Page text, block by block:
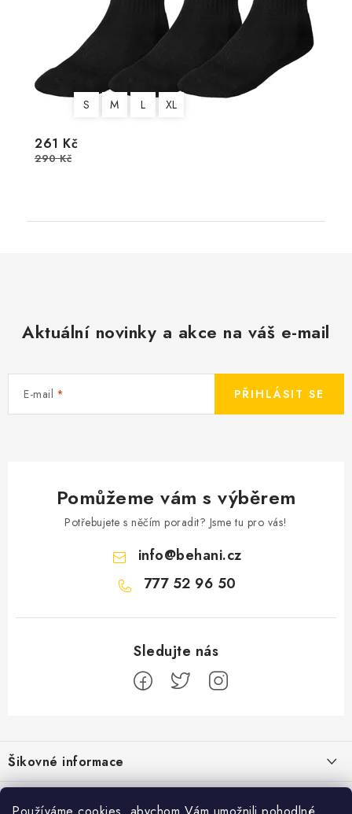
S M L XL
261 Kč
290 Kč
Aktuální novinky a akce na váš e-mail
E-mail PŘIHLÁSIT SE
Pomůžeme vám s výběrem
Potřebujete s něčím poradit? Jsme tu pro vás!
info@behani.cz
777 52 96 50
á
p
a
Šikovné informace
Ceník dopravy
Běžecké zajímavosti